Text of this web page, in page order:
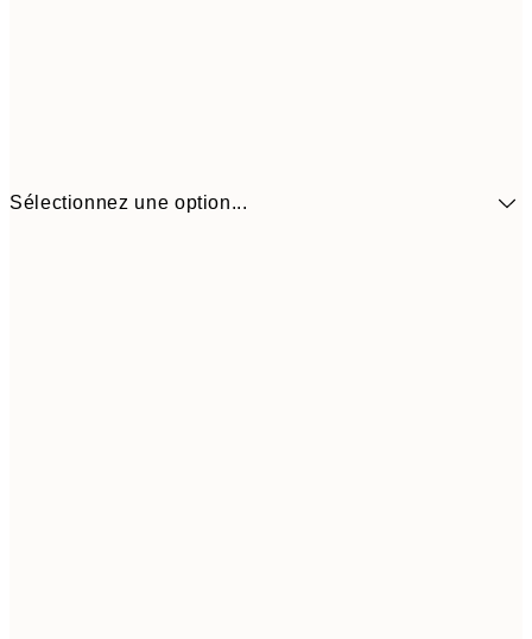
Sélectionnez une option...